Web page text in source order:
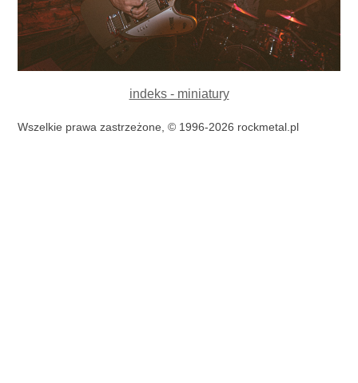
indeks - miniatury
Wszelkie prawa zastrzeżone, © 1996-2026 rockmetal.pl